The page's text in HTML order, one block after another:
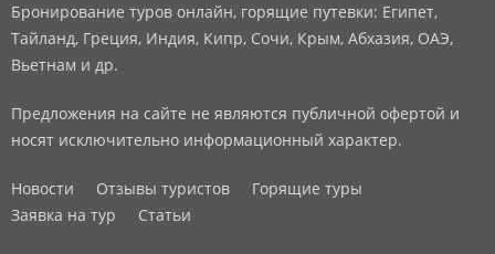
Бронирование туров онлайн, горящие путевки: Египет,
Тайланд, Греция, Индия, Кипр, Сочи, Крым, Абхазия, ОАЭ,
Вьетнам и др.
Предложения на сайте не являются публичной офертой и
носят исключительно информационный характер.
Новости Отзывы туристов
Горящие туры
Заявка на тур
Статьи